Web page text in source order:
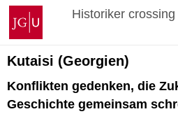
Zum
Inhalt
springen
Johannes
Gutenberg-
Universität
Mainz
Historiker
Kutaisi (Georgien)
Konflikten gedenken, die
Geschichte gemeinsam